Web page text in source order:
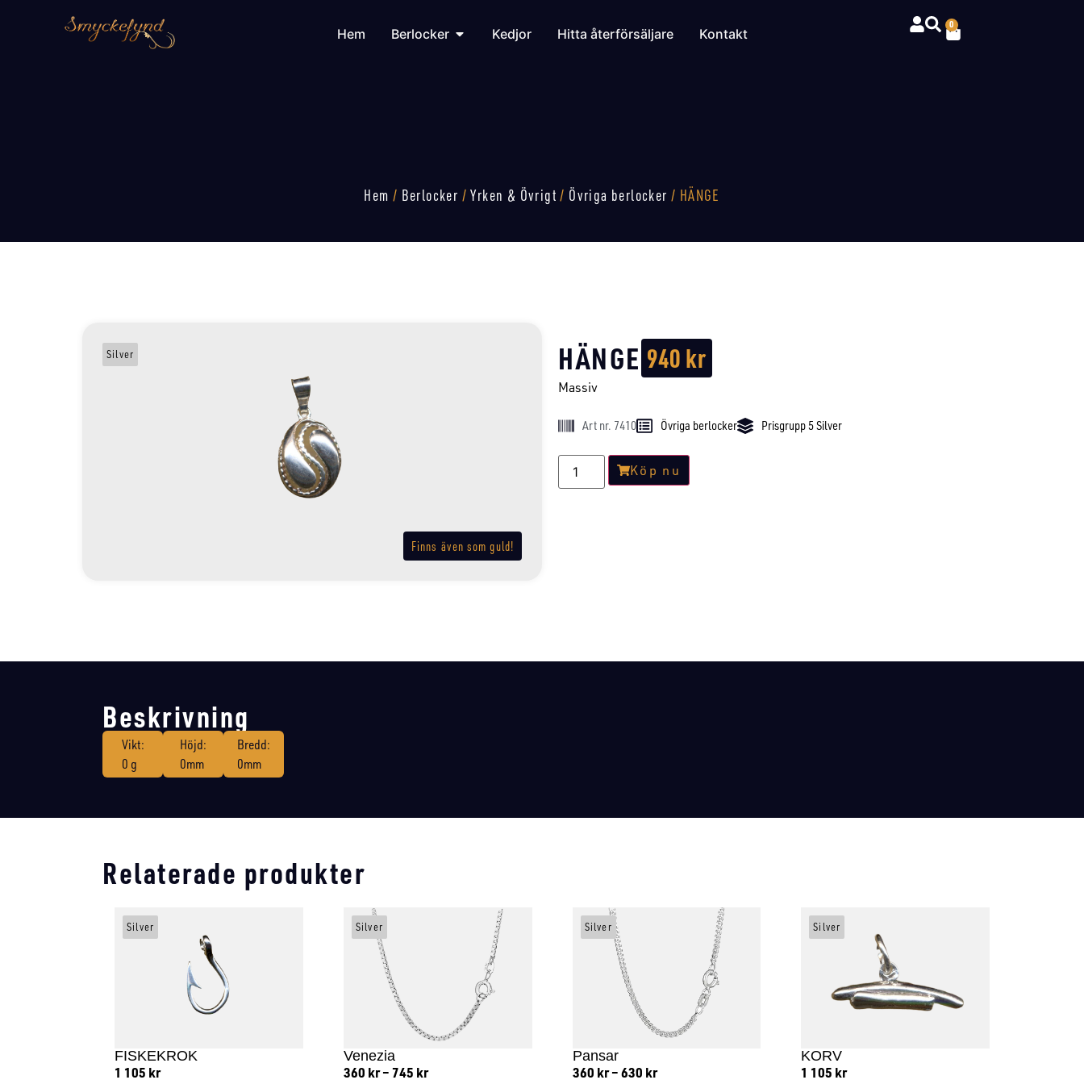
Hem Berlocker Kedjor Hitta återförsäljare Kontakt
0
Hem / Berlocker /Yrken & Övrigt / Övriga berlocker / HÄNGE
Finns även som guld!
Silver HÄNGE 940kr
Massiv
Art nr. 7410 Övriga berlocker Prisgrupp 5 Silver
Köp nu
Beskrivning
Vikt:
0 g
Höjd:
0mm
Bredd:
0mm
Relaterade produkter
FISKEKROK
1 105 kr
Silver
Venezia
360 kr –745 kr
Silver
Pansar
360 kr –630 kr
Silver
KORV
1 105 kr
Silver